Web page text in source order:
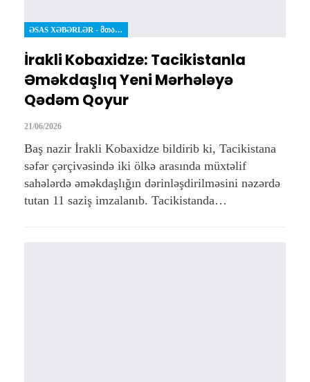
ƏSAS XƏBƏRLƏR - ᲛᲗᲐᲕᲐᲠᲘ ᲐᲛᲑᲔᲑᲘ
İrakli Kobaxidze: Tacikistanla
Əməkdaşlıq Yeni Mərhələyə
Qədəm Qoyur
21/06/2026
Baş nazir İrakli Kobaxidze bildirib ki, Tacikistana
səfər çərçivəsində iki ölkə arasında müxtəlif
sahələrdə əməkdaşlığın dərinləşdirilməsini nəzərdə
tutan 11 saziş imzalanıb. Tacikistanda…